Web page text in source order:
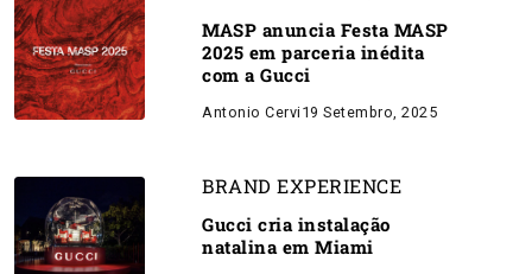
MASP anuncia Festa MASP
2025 em parceria inédita
com a Gucci
Antonio Cervi 19 Setembro, 2025
BRAND EXPERIENCE
Gucci cria instalação
natalina em Miami